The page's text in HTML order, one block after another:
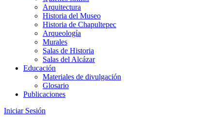
Arquitectura
Historia del Museo
Historia de Chapultepec
Arqueología
Murales
Salas de Historia
Salas del Alcázar
Educación
Materiales de divulgación
Glosario
Publicaciones
Iniciar Sesión